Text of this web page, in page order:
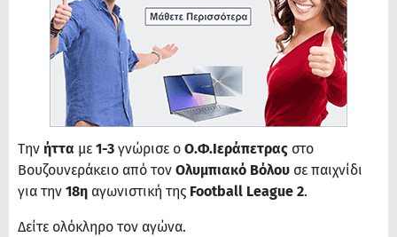
Την ήττα με 1-3 γνώρισε ο Ο.Φ.Ιεράπετρας στο
Βουζουνεράκειο από τον Ολυμπιακό Βόλου σε παιχνίδι
για την 18η αγωνιστική της Football League 2.
Δείτε ολόκληρο τον αγώνα.